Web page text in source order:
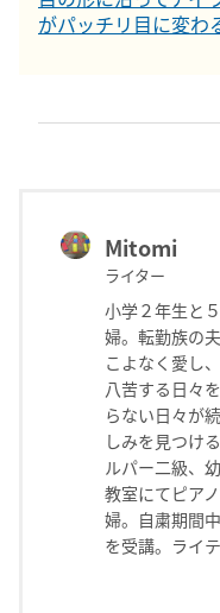
がパッチリ目に変わ
Mitomi
ライター
小学２年生と
婦。転勤族の
こよなく愛し
八苦する日々
らない日々が
しみを見つけ
ルパー二級、
教室にてピア
婦。自粛期間
を受講。ライ